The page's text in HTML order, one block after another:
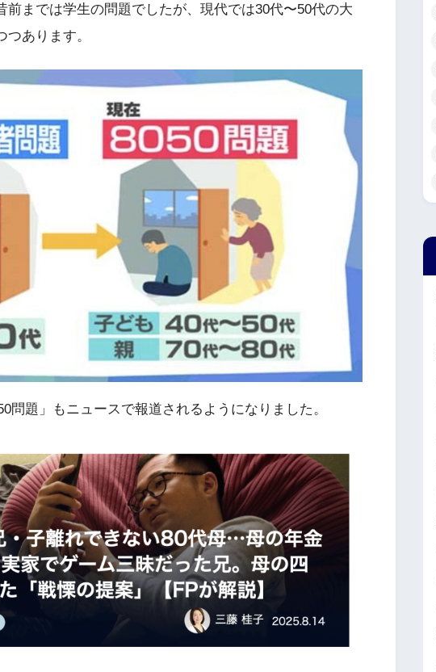
前までは学生の問題でしたが、現代では30代〜50代の大
あります。
問題」もニュースで報道されるようになりました。